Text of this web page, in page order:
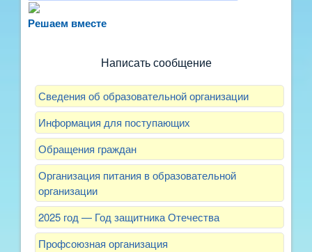
Решаем вместерассказать о воспитателях? Знаете, как
Написать сообщение
Сведения об образовательной организации
Информация для поступающих
Обращения граждан
Организация питания в образовательной
организации
2025 год — Год защитника Отечества
Профсоюзная организация